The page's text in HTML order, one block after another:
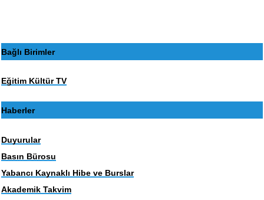
Bağlı Birimler
Eğitim Kültür TV
Haberler
Duyurular
Basın Bürosu
Yabancı Kaynaklı Hibe ve Burslar
Akademik Takvim